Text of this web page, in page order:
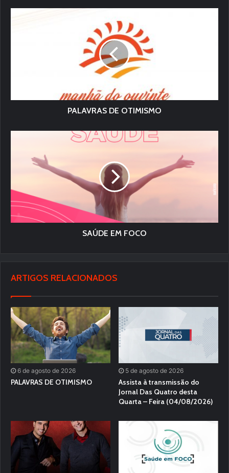
PALAVRAS DE OTIMISMO
SAÚDE EM FOCO
ARTIGOS RELACIONADOS
6 de agosto de 2026
PALAVRAS DE OTIMISMO
5 de agosto de 2026
Assista à transmissão do
Jornal Das Quatro desta
Quarta – Feira (04/08/2026)